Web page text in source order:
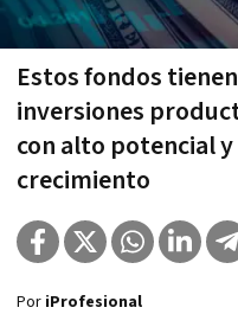
Estos fondos
inversiones
con alto potencial
crecimiento
Por iProfesional